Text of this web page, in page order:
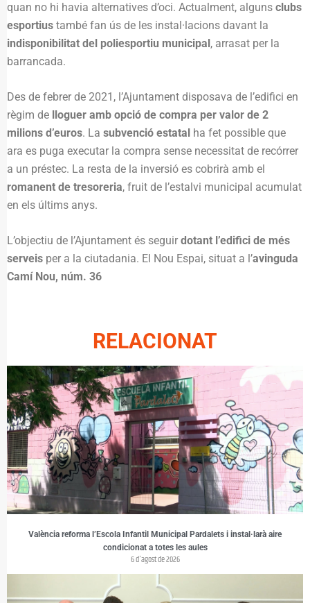
quan no hi havia alternatives d’oci. Actualment, alguns clubs
esportius també fan ús de les instal·lacions davant la
indisponibilitat del poliesportiu municipal, arrasat per la
barrancada.
Des de febrer de 2021, l’Ajuntament disposava de l’edifici en
règim de lloguer amb opció de compra per valor de 2
milions d’euros. La subvenció estatal ha fet possible que
ara es puga executar la compra sense necessitat de recórrer
a un préstec. La resta de la inversió es cobrirà amb el
romanent de tresoreria, fruit de l’estalvi municipal acumulat
en els últims anys.
L’objectiu de l’Ajuntament és seguir dotant l’edifici de més
serveis per a la ciutadania. El Nou Espai, situat a l’avinguda
Camí Nou, núm. 36
RELACIONAT
València reforma l’Escola Infantil Municipal Pardalets i instal·larà aire
condicionat a totes les aules
6 d'agost de 2026